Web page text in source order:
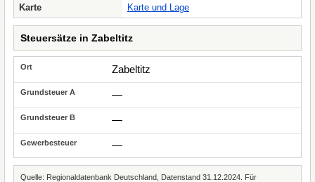
Karte
Karte und Lage
Steuersätze in Zabeltitz
Zabeltitz
—
—
—
Quelle: Regionaldatenbank Deutschland, Datenstand 31.12.2024. Für